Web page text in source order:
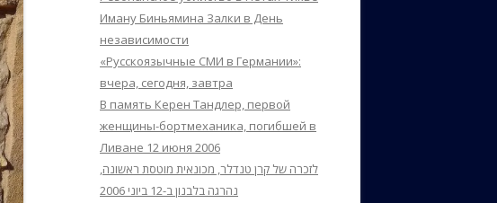
Иману Биньямина Залки в День
независимости
«Русскоязычные СМИ в Германии»:
вчера, сегодня, завтра
В память Керен Тандлер, первой
женщины-бортмеханика, погибшей в
Ливане 12 июня 2006
לזכרה של קרן טנדלר, מכונאית מוטסת ראשונה,
נהרגה בלבנון ב-12 ביוני 2006